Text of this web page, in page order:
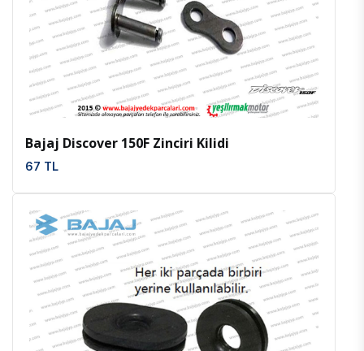
İncele Favoriler
Bajaj Discover 150F Zinciri Kilidi
67 TL